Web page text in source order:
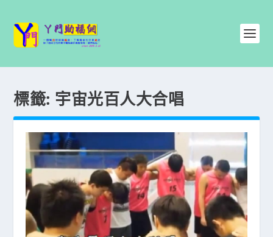
標籤: 宇宙光百人大合唱